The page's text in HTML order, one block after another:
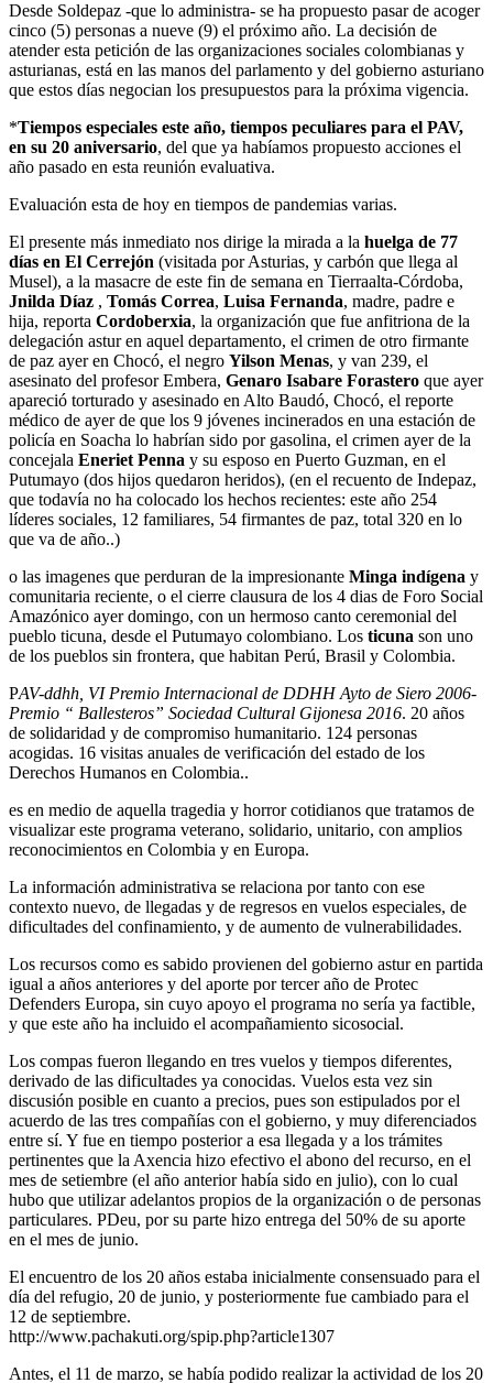
Desde Soldepaz -que lo administra- se ha propuesto pasar de acoger
cinco (5) personas a nueve (9) el próximo año. La decisión de
atender esta petición de las organizaciones sociales colombianas y
asturianas, está en las manos del parlamento y del gobierno asturiano
que estos días negocian los presupuestos para la próxima vigencia.
*Tiempos especiales este año, tiempos peculiares para el PAV,
en su 20 aniversario, del que ya habíamos propuesto acciones el
año pasado en esta reunión evaluativa.
Evaluación esta de hoy en tiempos de pandemias varias.
El presente más inmediato nos dirige la mirada a la huelga de 77
días en El Cerrejón (visitada por Asturias, y carbón que llega al
Musel), a la masacre de este fin de semana en Tierraalta-Córdoba,
Jnilda Díaz , Tomás Correa, Luisa Fernanda, madre, padre e
hija, reporta Cordoberxia, la organización que fue anfitriona de la
delegación astur en aquel departamento, el crimen de otro firmante
de paz ayer en Chocó, el negro Yilson Menas, y van 239, el
asesinato del profesor Embera, Genaro Isabare Forastero que ayer
apareció torturado y asesinado en Alto Baudó, Chocó, el reporte
médico de ayer de que los 9 jóvenes incinerados en una estación de
policía en Soacha lo habrían sido por gasolina, el crimen ayer de la
concejala Eneriet Penna y su esposo en Puerto Guzman, en el
Putumayo (dos hijos quedaron heridos), (en el recuento de Indepaz,
que todavía no ha colocado los hechos recientes: este año 254
líderes sociales, 12 familiares, 54 firmantes de paz, total 320 en lo
que va de año..)
o las imagenes que perduran de la impresionante Minga indígena y
comunitaria reciente, o el cierre clausura de los 4 dias de Foro Social
Amazónico ayer domingo, con un hermoso canto ceremonial del
pueblo ticuna, desde el Putumayo colombiano. Los ticuna son uno
de los pueblos sin frontera, que habitan Perú, Brasil y Colombia.
PAV-ddhh, VI Premio Internacional de DDHH Ayto de Siero 2006-
Premio “ Ballesteros” Sociedad Cultural Gijonesa 2016. 20 años
de solidaridad y de compromiso humanitario. 124 personas
acogidas. 16 visitas anuales de verificación del estado de los
Derechos Humanos en Colombia..
es en medio de aquella tragedia y horror cotidianos que tratamos de
visualizar este programa veterano, solidario, unitario, con amplios
reconocimientos en Colombia y en Europa.
La información administrativa se relaciona por tanto con ese
contexto nuevo, de llegadas y de regresos en vuelos especiales, de
dificultades del confinamiento, y de aumento de vulnerabilidades.
Los recursos como es sabido provienen del gobierno astur en partida
igual a años anteriores y del aporte por tercer año de Protec
Defenders Europa, sin cuyo apoyo el programa no sería ya factible,
y que este año ha incluido el acompañamiento sicosocial.
Los compas fueron llegando en tres vuelos y tiempos diferentes,
derivado de las dificultades ya conocidas. Vuelos esta vez sin
discusión posible en cuanto a precios, pues son estipulados por el
acuerdo de las tres compañías con el gobierno, y muy diferenciados
entre sí. Y fue en tiempo posterior a esa llegada y a los trámites
pertinentes que la Axencia hizo efectivo el abono del recurso, en el
mes de setiembre (el año anterior había sido en julio), con lo cual
hubo que utilizar adelantos propios de la organización o de personas
particulares. PDeu, por su parte hizo entrega del 50% de su aporte
en el mes de junio.
El encuentro de los 20 años estaba inicialmente consensuado para el
día del refugio, 20 de junio, y posteriormente fue cambiado para el
12 de septiembre.
http://www.pachakuti.org/spip.php?article1307
Antes, el 11 de marzo, se había podido realizar la actividad de los 20